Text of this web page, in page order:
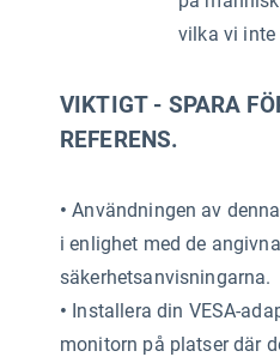
vilka vi inte
VIKTIGT - SPARA
REFERENS.
• Användningen av
i enlighet med de angivna
säkerhetsanvisningarna.
• Installera din VESA-
monitorn på platser där